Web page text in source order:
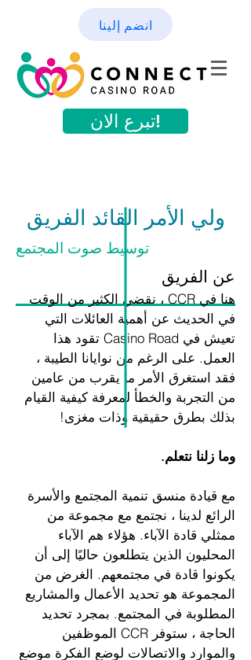
انضم إلينا
تبرع الان!
ولي الأمر القائد الفريق
توسيط صوت المجتمع
عن الفريق
هنا في CCR ، نقضي الكثير من الوقت
في الحديث عن أهمية العائلات التي
تعيش في Casino Road تقود هذا
العمل. على الرغم من نوايانا الطيبة ،
فقد استغرق الأمر ما يقرب من عامين
من التجربة والخطأ لمعرفة كيفية القيام
بذلك بطرق حقيقية وذات مغزى!
وما زلنا نتعلم.
مع قيادة منسق تنمية المجتمع والأسرة
الرائع لدينا ، نجتمع مع مجموعة من
ممثلي قادة الآباء. هؤلاء هم الآباء
المحليون الذين يتطلعون حاليًا إلى أن
يكونوا قادة في مجتمعهم. الغرض من
المجموعة هو تحديد الأعمال والمشاريع
المطلوبة في المجتمع. بمجرد تحديد
الحاجة ، ستوفر CCR الموظفين
والموارد والاتصالات لوضع الفكرة موضع